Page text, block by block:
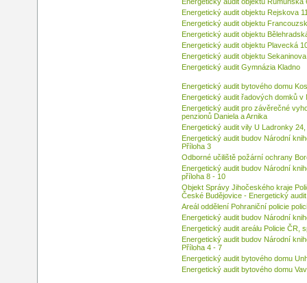
Energetický audit objektu Rejskova
Energetický audit objektu
Energetický audit objektu
Energetický audit objektu Plavecká
Energetický audit objektu
Energetický audit Gymnázia Kladno
Energetický audit bytového domu
Energetický audit řadových domků
Energetický audit pro závěrečné
penzionů Daniela a Arnika
Energetický audit vily U Ladronky
Energetický audit budov Národní
Příloha 3
Odborné učiliště požární ochrany
Energetický audit budov Národní
příloha 8 - 10
Objekt Správy Jihočeského kraje
České Budějovice - Energetický audit
Areál oddělení Pohraniční policie
Energetický audit budov Národní
Energetický audit areálu Policie ČR,
Energetický audit budov Národní
Příloha 4 - 7
Energetický audit bytového domu
Energetický audit bytového domu